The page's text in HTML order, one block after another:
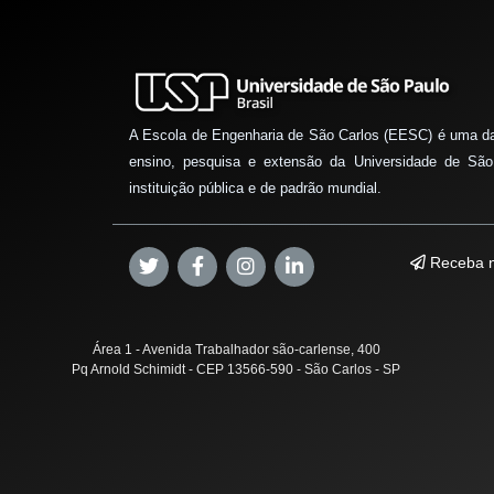
A Escola de Engenharia de São Carlos (EESC) é uma
ensino, pesquisa e extensão da Universidade de
instituição pública e de padrão mundial.
Receba
Área 1 - Avenida Trabalhador são-carlense, 400
Pq Arnold Schimidt - CEP 13566-590 - São Carlos - SP